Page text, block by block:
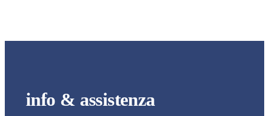
info & assistenza